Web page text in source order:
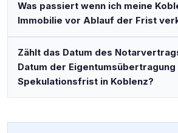
Was passiert wenn ich meine
Immobilie vor Ablauf der Frist
Zählt das Datum des
Datum der
Spekulationsfrist in Koblenz?